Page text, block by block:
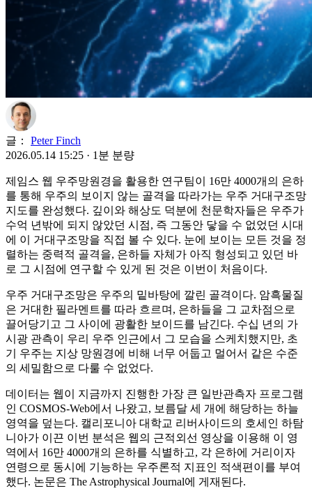
글：
Peter Finch
2026.05.14 15:25 · 1분 분량
제임스 웹 우주망원경을 활용한 연구팀이 16만 4000개의 은하
를 통해 우주의 보이지 않는 골격을 따라가는 우주 거대구조망
지도를 완성했다. 깊이와 해상도 덕분에 천문학자들은 우주가
수억 년밖에 되지 않았던 시점, 즉 그동안 닿을 수 없었던 시대
에 이 거대구조망을 직접 볼 수 있다. 눈에 보이는 모든 것을 정
렬하는 중력적 골격을, 은하들 자체가 아직 형성되고 있던 바
로 그 시점에 연구할 수 있게 된 것은 이번이 처음이다.
우주 거대구조망은 우주의 밑바탕에 깔린 골격이다. 암흑물질
은 거대한 필라멘트를 따라 흐르며, 은하들을 그 교차점으로
끌어당기고 그 사이에 광활한 보이드를 남긴다. 수십 년의 가
시광 관측이 우리 우주 인근에서 그 모습을 스케치했지만, 초
기 우주는 지상 망원경에 비해 너무 어둡고 멀어서 같은 수준
의 세밀함으로 다룰 수 없었다.
데이터는 웹이 지금까지 진행한 가장 큰 일반관측자 프로그램
인 COSMOS-Web에서 나왔고, 보름달 세 개에 해당하는 하늘
영역을 덮는다. 캘리포니아 대학교 리버사이드의 호세인 하탐
니아가 이끈 이번 분석은 웹의 근적외선 영상을 이용해 이 영
역에서 16만 4000개의 은하를 식별하고, 각 은하에 거리이자
연령으로 동시에 기능하는 우주론적 지표인 적색편이를 부여
했다. 논문은 The Astrophysical Journal에 게재된다.